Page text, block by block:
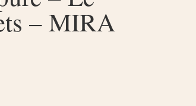
– MIRA